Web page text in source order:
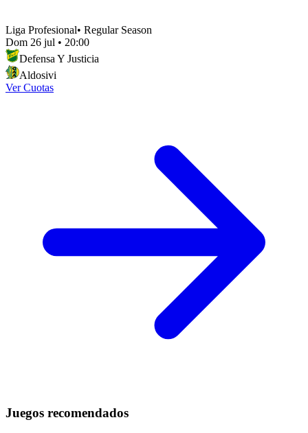
Liga Profesional• Regular Season
Dom 26 jul • 20:00
Defensa Y Justicia
Aldosivi
Ver Cuotas
Juegos recomendados